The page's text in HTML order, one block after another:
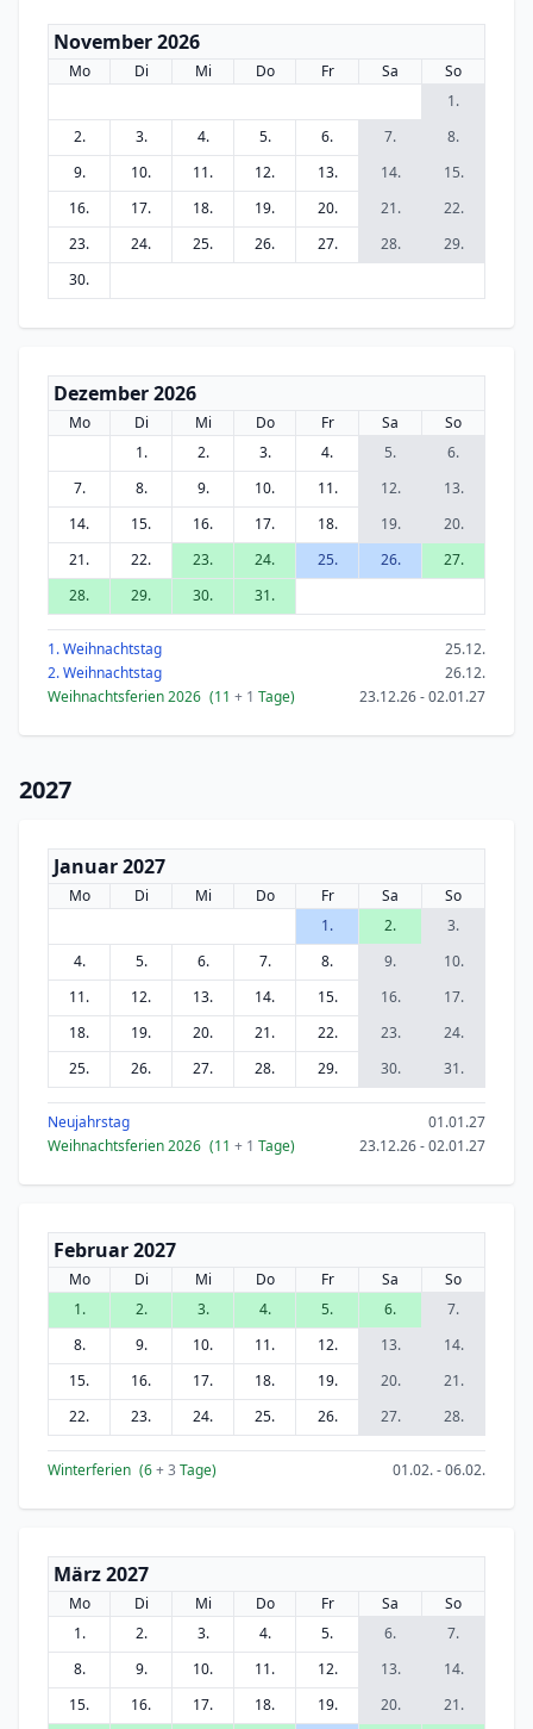
November 2026
Mo Di Mi Do Fr Sa
So
1.
2.
3. 4. 5. 6. 7.
8.
9.
10. 11. 12. 13. 14.
15.
16.
17. 18. 19. 20. 21.
22.
23.
24. 25. 26. 27. 28.
29.
30.
Dezember 2026
Mo Di Mi Do Fr Sa
So
1.
2. 3. 4. 5.
6.
7.
8. 9. 10. 11. 12.
13.
14.
15. 16. 17. 18. 19.
20.
21.
22. 23. 24. 25. 26.
27.
28.
29. 30. 31.
1. Weihnachtstag
25.12.
2. Weihnachtstag
26.12.
Weihnachtsferien 2026 (11 + 1 Tage) 23.12.26 - 02.01.27
2027
Januar 2027
Mo Di Mi Do Fr Sa
So
1.
2.
3.
4.
5. 6. 7. 8. 9.
10.
11.
12. 13. 14. 15. 16.
17.
18.
19. 20. 21. 22. 23.
24.
25.
26. 27. 28. 29. 30. 31.
Neujahrstag
01.01.27
Weihnachtsferien 2026 (11 + 1 Tage) 23.12.26 - 02.01.27
Februar 2027
Mo Di Mi Do Fr Sa
So
1.
2. 3. 4. 5. 6.
7.
8.
9. 10. 11. 12. 13.
14.
15.
16. 17. 18. 19. 20.
21.
22.
23. 24. 25. 26. 27. 28.
Winterferien (6+ 3 Tage) 01.02. - 06.02.
März 2027
Mo Di Mi Do Fr Sa
So
1.
2. 3. 4. 5. 6.
7.
8.
9. 10. 11. 12. 13.
14.
15.
16. 17. 18. 19. 20.
21.